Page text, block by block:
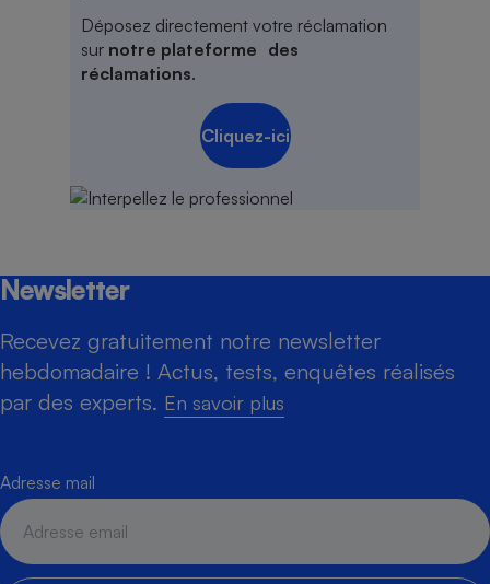
Déposez directement votre réclamation
sur notre plateforme des
réclamations.
Cliquez-ici
Newsletter
Recevez gratuitement notre newsletter
hebdomadaire ! Actus, tests, enquêtes réalisés
par des experts. En savoir plus
Adresse mail